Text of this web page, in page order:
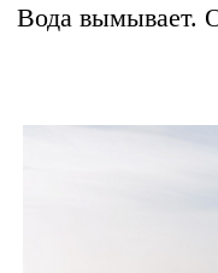
Вода вымывает.